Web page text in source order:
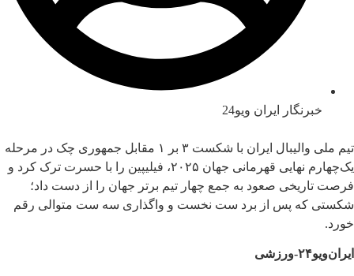
خبرنگار ایران ویو24
تیم ملی والیبال ایران با شکست ۳ بر ۱ مقابل جمهوری چک در مرحله
یک‌چهارم نهایی قهرمانی جهان ۲۰۲۵، فیلیپین را با حسرت ترک کرد و
فرصت تاریخی صعود به جمع چهار تیم برتر جهان را از دست داد؛
شکستی که پس از برد ست نخست و واگذاری سه ست متوالی رقم
خورد.
ایران‌ویو۲۴-ورزشی